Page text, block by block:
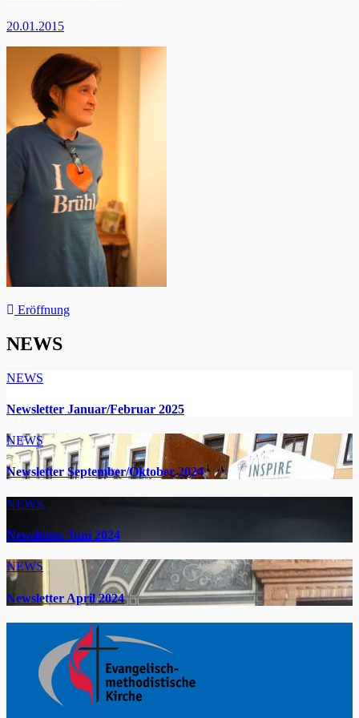
20.01.2015
Beitragsnavigation
Eröffnung
NEWS
NEWS
Newsletter Januar/Februar 2025
NEWS
Newsletter September/Oktober 2024
NEWS
Newsletter Juni 2024
NEWS
Newsletter April 2024